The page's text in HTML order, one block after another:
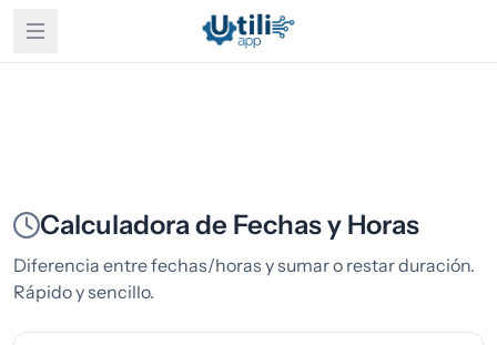
Calculadora de Fechas y Horas
Diferencia entre fechas/horas y sumar o restar duración.
Rápido y sencillo.